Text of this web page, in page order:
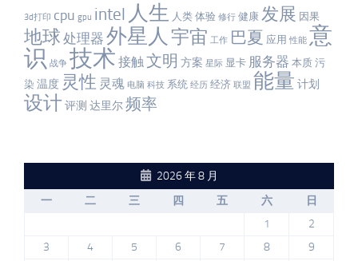
3d打印 cpu gpu intel 人生 人类 体验 修行 健康 发展 因果
地球 处理器 外星人 宇宙 工作 巴夏 应用 性能 意
识 战争 技术 接触文明 方案 星际 显卡 服务器 本质 污
染 温度 灵性 灵魂 电脑 科技 系统 经历 经济 联盟 能量 计划
设计评测 达里尔频率
2026 年 8 月
一
二 三 四 五 六
日
1
2
3
4 5 6 7 8
9